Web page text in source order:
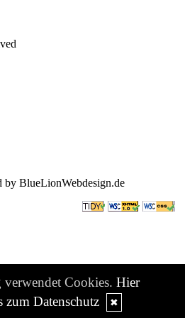
BlueLionWebdesign.de
verwendet Cookies. Hier
zum Datenschutz
✖